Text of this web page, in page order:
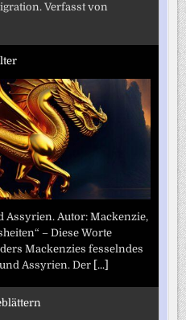
Verfasst von
Assyrien. Autor: Mackenzie,
– Diese Worte
Mackenzies fesselndes
Assyrien. Der [...]